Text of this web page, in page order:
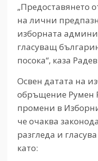
„Предоставянето
на лични
изборната
гласуващ
посока“, каза
Освен датата на
обръщение Румен
промени в
че очаква
разгледа и
като: